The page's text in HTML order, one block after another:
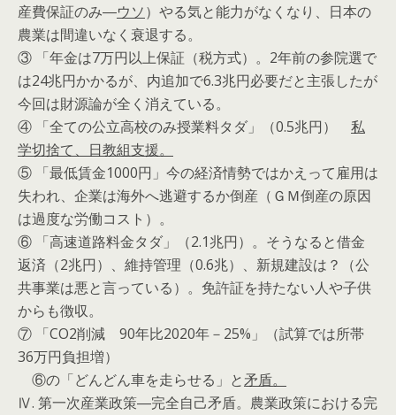
産費保証のみ―ウソ）やる気と能力がなくなり、日本の
農業は間違いなく衰退する。
③ 「年金は7万円以上保証（税方式）。2年前の参院選で
は24兆円かかるが、内追加で6.3兆円必要だと主張したが
今回は財源論が全く消えている。
④ 「全ての公立高校のみ授業料タダ」（0.5兆円） 私
学切捨て、日教組支援。
⑤ 「最低賃金1000円」今の経済情勢ではかえって雇用は
失われ、企業は海外へ逃避するか倒産（ＧＭ倒産の原因
は過度な労働コスト）。
⑥ 「高速道路料金タダ」（2.1兆円）。そうなると借金
返済（2兆円）、維持管理（0.6兆）、新規建設は？（公
共事業は悪と言っている）。免許証を持たない人や子供
からも徴収。
⑦ 「CO2削減 90年比2020年－25%」（試算では所帯
36万円負担増）
⑥の「どんどん車を走らせる」と矛盾。
Ⅳ. 第一次産業政策―完全自己矛盾。農業政策における完